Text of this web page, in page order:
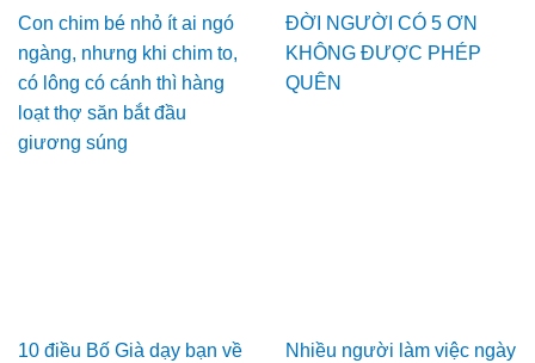
Con chim bé nhỏ ít ai ngó
ngàng, nhưng khi chim to,
có lông có cánh thì hàng
loạt thợ săn bắt đầu
giương súng
ĐỜI NGƯỜI CÓ 5 ƠN
KHÔNG ĐƯỢC PHÉP
QUÊN
10 điều Bố Già dạy bạn về
Nhiều người làm việc ngày